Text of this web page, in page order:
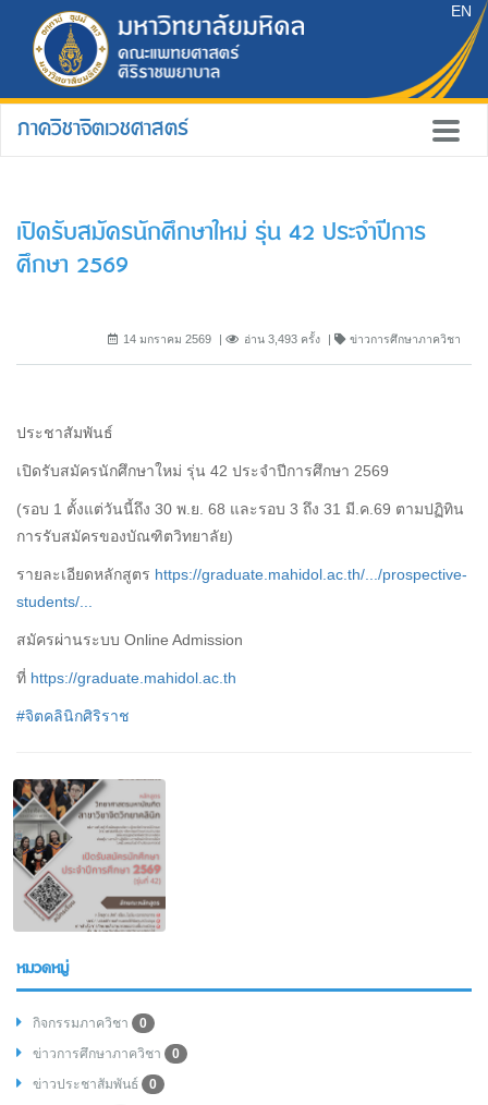
EN
ภาควิชาจิตเวชศาสตร์
เปิดรับสมัครนักศึกษาใหม่ รุ่น 42 ประจำปีการ
ศึกษา 2569
14 มกราคม 2569 อ่าน 3,493 ครั้ง ข่าวการศึกษาภาควิชา
ประชาสัมพันธ์
เปิดรับสมัครนักศึกษาใหม่ รุ่น 42 ประจำปีการศึกษา 2569
(รอบ 1 ตั้งแต่วันนี้ถึง 30 พ.ย. 68 และรอบ 3 ถึง 31 มี.ค.69 ตามปฏิทิน
การรับสมัครของบัณฑิตวิทยาลัย)
รายละเอียดหลักสูตร https://graduate.mahidol.ac.th/.../prospective-
students/...
สมัครผ่านระบบ Online Admission
ที่ https://graduate.mahidol.ac.th
#จิตคลินิกศิริราช
หมวดหมู่
กิจกรรมภาควิชา
0
ข่าวการศึกษาภาควิชา
0
ข่าวประชาสัมพันธ์
0